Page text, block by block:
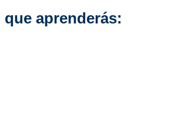
aprenderás: